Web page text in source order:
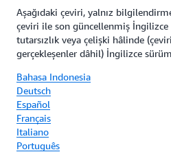
Aşağıdaki çeviri, yalnız
çeviri ile son güncellenmiş İngilizce
tutarsızlık veya çelişki hâlinde
gerçekleşenler dâhil) İngilizce
Bahasa Indonesia
Deutsch
Español
Français
Italiano
Português